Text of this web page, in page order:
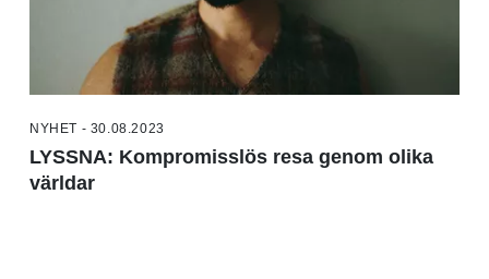
NYHET - 30.08.2023
LYSSNA: Kompromisslös resa genom olika
världar